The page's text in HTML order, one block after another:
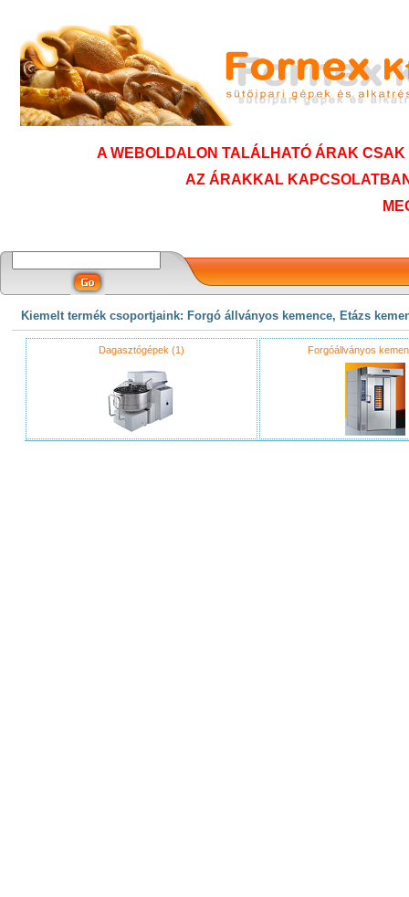
A WEBOLDALON TALÁLHATÓ ÁRAK
AZ ÁRAKKAL
Kiemelt termék csoportjaink: Forgó állványos kemence, Etázs
Dagasztógépek (1) Forgóállványos